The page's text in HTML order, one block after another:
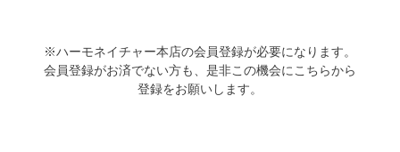
※ハーモネイチャー本店の会員登録が必要になります。
会員登録がお済でない方も、是非この機会にこちらから
登録をお願いします。